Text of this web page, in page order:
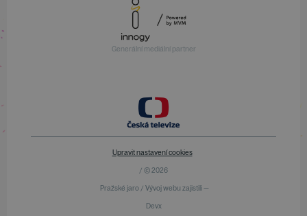
Generální mediální partner
Upravit nastavení cookies
/ © 2026
Pražské jaro / Vývoj webu zajistili —
Devx